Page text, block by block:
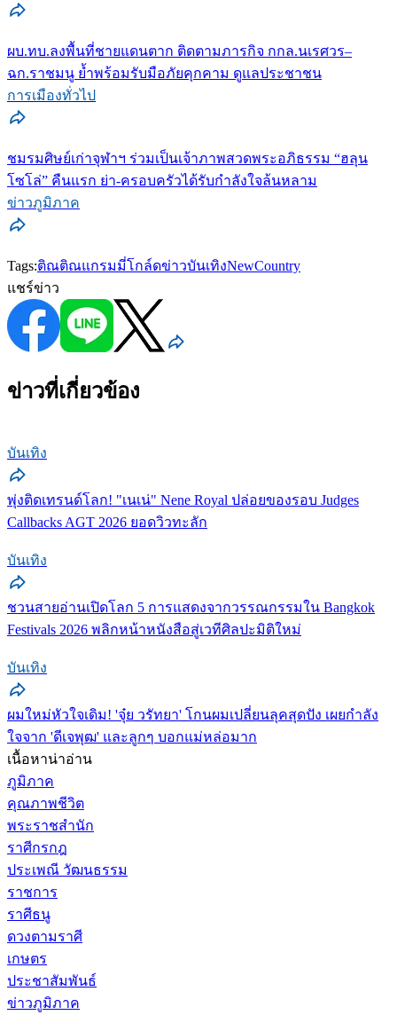
ผบ.ทบ.ลงพื้นที่ชายแดนตาก ติดตามภารกิจ กกล.นเรศวร–
ฉก.ราชมนู ย้ำพร้อมรับมือภัยคุกคาม ดูแลประชาชน
การเมืองทั่วไป
ชมรมศิษย์เก่าจุฬาฯ ร่วมเป็นเจ้าภาพสวดพระอภิธรรม “ฮลุน
โซโล่” คืนแรก ย่า-ครอบครัวได้รับกำลังใจล้นหลาม
ข่าวภูมิภาค
Tags:ติณติณแกรมมี่โกล์ดข่าวบันเทิงNewCountry
แชร์ข่าว
ข่าวที่เกี่ยวข้อง
บันเทิง
พุ่งติดเทรนด์โลก! "เนเน่" Nene Royal ปล่อยของรอบ Judges
Callbacks AGT 2026 ยอดวิวทะลัก
บันเทิง
ชวนสายอ่านเปิดโลก 5 การแสดงจากวรรณกรรมใน Bangkok
Festivals 2026 พลิกหน้าหนังสือสู่เวทีศิลปะมิติใหม่
บันเทิง
ผมใหม่หัวใจเดิม! 'จุ๋ย วรัทยา' โกนผมเปลี่ยนลุคสุดปัง เผยกำลัง
ใจจาก 'ดีเจพุฒ' และลูกๆ บอกแม่หล่อมาก
เนื้อหาน่าอ่าน
ภูมิภาค
คุณภาพชีวิต
พระราชสำนัก
ราศีกรกฎ
ประเพณี วัฒนธรรม
ราชการ
ราศีธนู
ดวงตามราศี
เกษตร
ประชาสัมพันธ์
ข่าวภูมิภาค